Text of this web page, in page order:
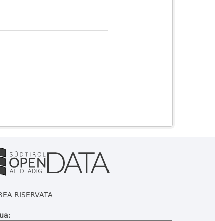
RISERVATA